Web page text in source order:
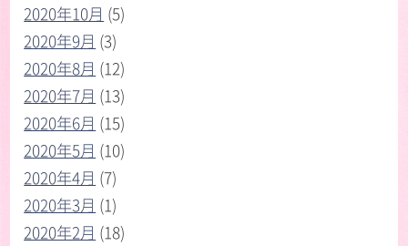
2020年10月 (5)
2020年9月 (3)
2020年8月 (12)
2020年7月 (13)
2020年6月 (15)
2020年5月 (10)
2020年4月 (7)
2020年3月 (1)
2020年2月 (18)